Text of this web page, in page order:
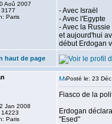
Aoû 2007
3177
Paris
- Avec Israël
- Avec l'Egypte
- Avec la Russie
et aujourd'hui
début Erdogan
haut de page
Jan 2008
14223
Paris
Posté le: 23
Fiasco de la
Erdogan
"Esed"